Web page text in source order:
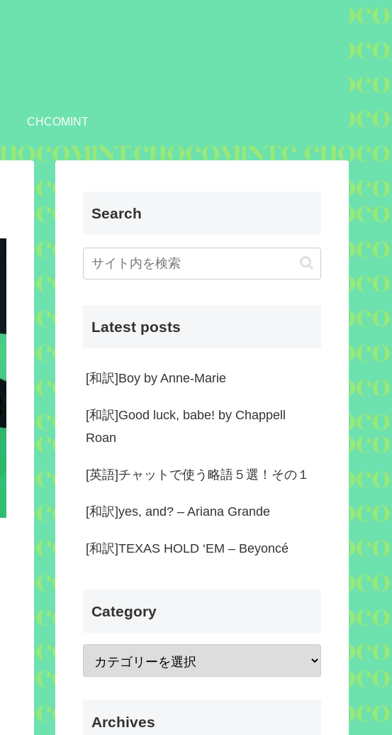
CHCOMINT
Search
Latest posts
[和訳]Boy by Anne-Marie
[和訳]Good luck, babe! by Chappell
Roan
[英語]チャットで使う略語５選！その１
[和訳]yes, and? – Ariana Grande
[和訳]TEXAS HOLD ‘EM – Beyoncé
Category
Archives